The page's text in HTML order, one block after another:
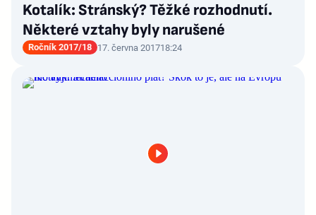
Kotalík: Stránský? Těžké rozhodnutí.
Některé vztahy byly narušené
Ročník 2017/18 17. června 201718:24